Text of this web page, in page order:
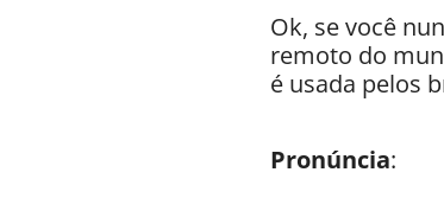
Ok, se você
remoto do
é usada pelos
Pronúncia: